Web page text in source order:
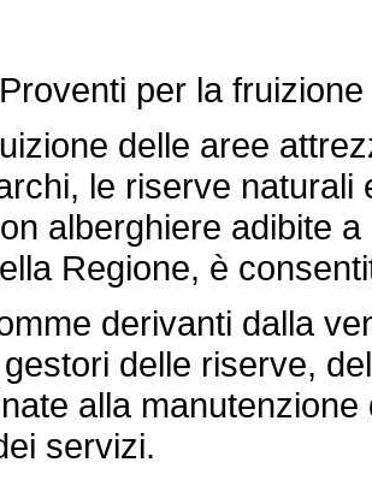
Proventi per la
delle aree
le riserve
alberghiere adibite
Regione, è
derivanti dalla
delle riserve,
alla
servizi.